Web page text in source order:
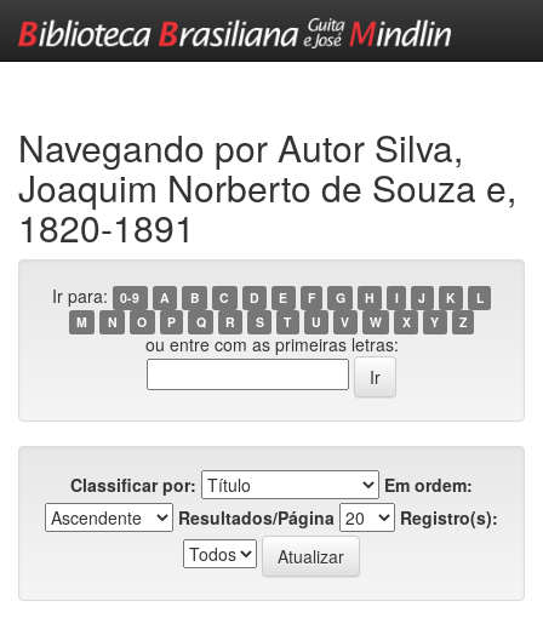
Navegando por Autor Silva,
Joaquim Norberto de Souza e,
1820-1891
Ir para: 0-9 A B C D E F G H I J K
L
M
N O P Q R S T U V W X Y Z
ou entre com as primeiras letras:
Classificar por:
Em ordem:
Resultados/Página
Registro(s):